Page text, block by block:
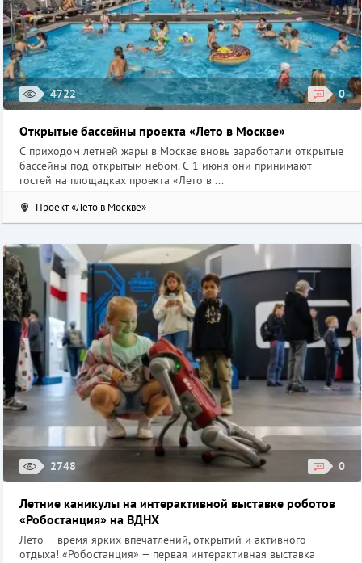
4722 0
Открытые бассейны проекта «Лето в Москве»
С приходом летней жары в Москве вновь заработали открытые
бассейны под открытым небом. С 1 июня они принимают
гостей на площадках проекта «Лето в ...
Проект «Лето в Москве»
2748 0
Летние каникулы на интерактивной выставке роботов
«Робостанция» на ВДНХ
Лето — время ярких впечатлений, открытий и активного
отдыха! «Робостанция» — первая интерактивная выставка